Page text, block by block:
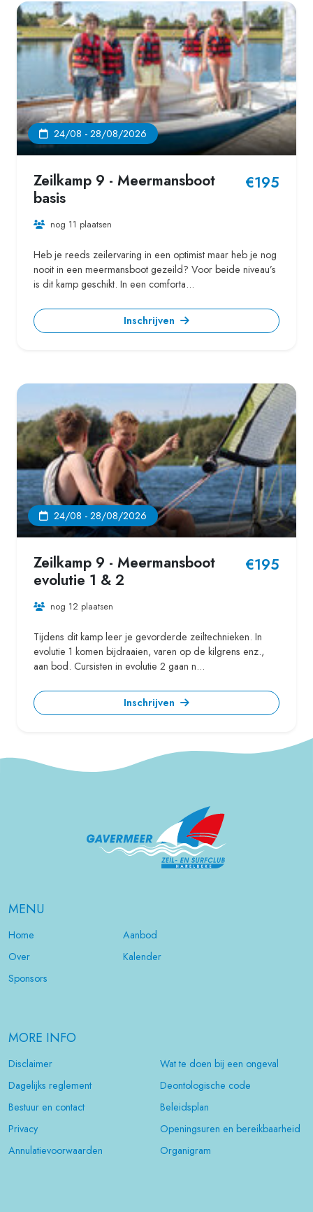
24/08 - 28/08/2026
Zeilkamp 9 - Meermansboot
basis
€195
nog 11 plaatsen
Heb je reeds zeilervaring in een optimist maar heb je nog
nooit in een meermansboot gezeild? Voor beide niveau’s
is dit kamp geschikt. In een comforta...
Inschrijven
24/08 - 28/08/2026
Zeilkamp 9 - Meermansboot
evolutie 1 & 2
€195
nog 12 plaatsen
Tijdens dit kamp leer je gevorderde zeiltechnieken. In
evolutie 1 komen bijdraaien, varen op de kilgrens enz.,
aan bod. Cursisten in evolutie 2 gaan n...
Inschrijven
MENU
Home
Aanbod
Over
Kalender
Sponsors
MORE INFO
Disclaimer
Wat te doen bij een ongeval
Dagelijks reglement
Deontologische code
Bestuur en contact
Beleidsplan
Privacy
Openingsuren en bereikbaarheid
Annulatievoorwaarden
Organigram